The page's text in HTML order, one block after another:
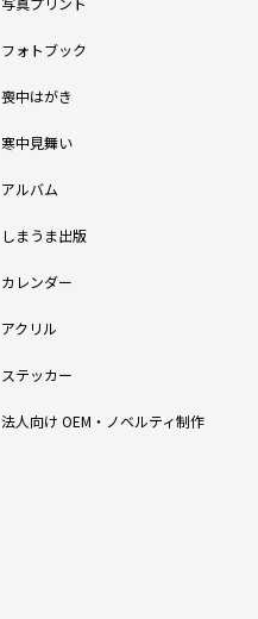
フォトブック
喪中はがき
寒中見舞い
アルバム
しまうま出版
カレンダー
アクリル
ステッカー
法人向け OEM・ノベルティ制作